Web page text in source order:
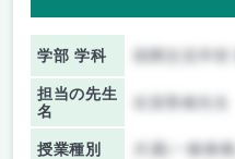
学部 学科
担当の先生
名
佐賀香織先生
授業種別 共通(一般教養)